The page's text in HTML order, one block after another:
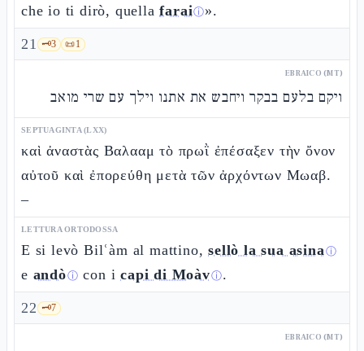
che io ti dirò, quellafaraiⓘ».
21 🗝️3 📜1
EBRAICO (MT)
ויקם בלעם בבקר ויחבש את אתנו וילך עם שרי מואב
SEPTUAGINTA (LXX)
καὶ ἀναστὰς Βαλααμ τὸ πρωῒ ἐπέσαξεν τὴν ὄνον
αὐτοῦ καὶ ἐπορεύθη μετὰ τῶν ἀρχόντων Μωαβ.
–
LETTURA ORTODOSSA
E si levò Bilʿàm al mattino,sellò la sua asinaⓘ
e andòⓘ con icapi di Moàvⓘ.
22 🗝️7
EBRAICO (MT)